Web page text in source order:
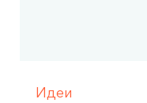
Идеи